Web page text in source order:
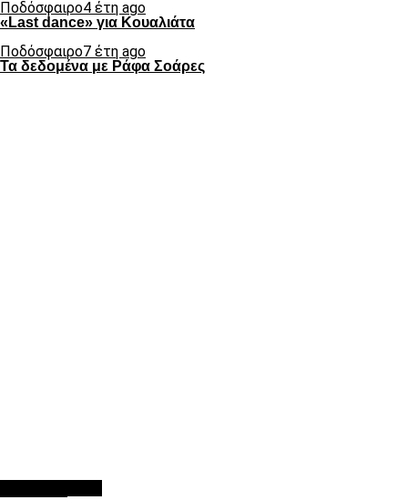
Ποδόσφαιρο4 έτη ago
«Last dance» για Κουαλιάτα
Ποδόσφαιρο7 έτη ago
Τα δεδομένα με Ράφα Σοάρες